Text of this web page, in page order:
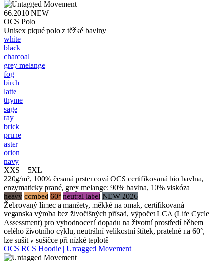
66.2010 NEW
OCS Polo
Unisex piqué polo z těžké bavlny
white
black
charcoal
grey melange
fog
birch
latte
thyme
sage
ray
brick
prune
aster
orion
navy
XXS – 5XL
220g/m², 100% česaná prstencová OCS certifikovaná bio bavlna,
enzymaticky prané, grey melange: 90% bavlna, 10% viskóza
heavy combed 60° neutral label NEW 2026
Žebrovaný límec a manžety, měkké na omak, certifikovaná
veganská výroba bez živočišných přísad, výpočet LCA (Life Cycle
Assessment) pro vyhodnocení dopadu na životní prostředí během
celého životního cyklu, neutrální velikostní štítek, pratelné na 60°,
lze sušit v sušičce při nízké teplotě
OCS RCS Hoodie | Untagged Movement